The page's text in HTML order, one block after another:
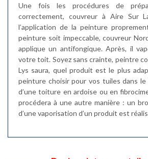
Une fois les procédures de
correctement, couvreur à Aire Sur
l’application de la peinture
peinture soit impeccable, couvreur
applique un antifongique. Après, il
votre toit. Soyez sans crainte, peintre
Lys saura, quel produit est le plus
peinture choisir pour vos tuiles dans le
d’une toiture en ardoise ou en
procédera à une autre manière : un
d’une vaporisation d’un produit est